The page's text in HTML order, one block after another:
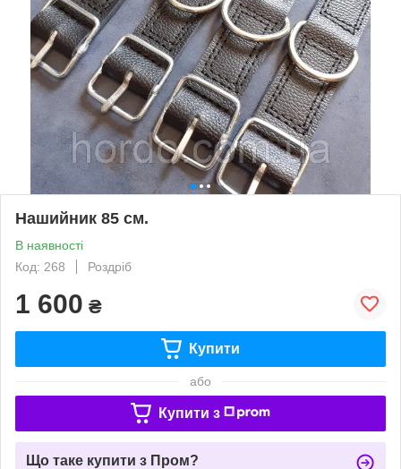
Нашийник 85 см.
В наявності
Код: 268
Роздріб
1 600 ₴
Купити
або
Купити з
Що таке купити з Пром?